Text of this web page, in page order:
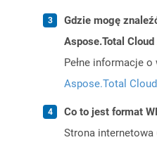
Gdzie mogę
Aspose.Total
Pełne informacje
Aspose.Total
Co to jest format
Strona